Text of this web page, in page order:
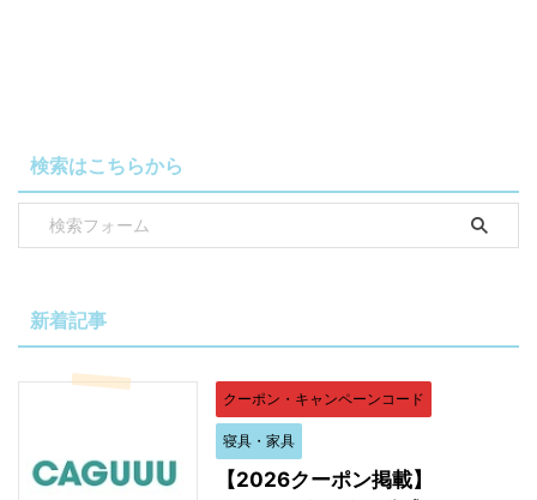
検索はこちらから
新着記事
クーポン・キャンペーンコード
寝具・家具
【2026クーポン掲載】